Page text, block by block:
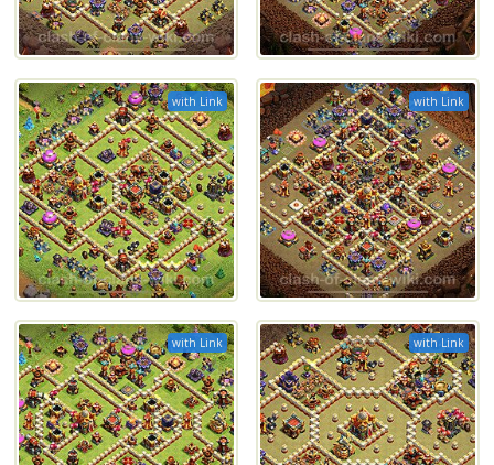
with Link with Link
with Link with Link